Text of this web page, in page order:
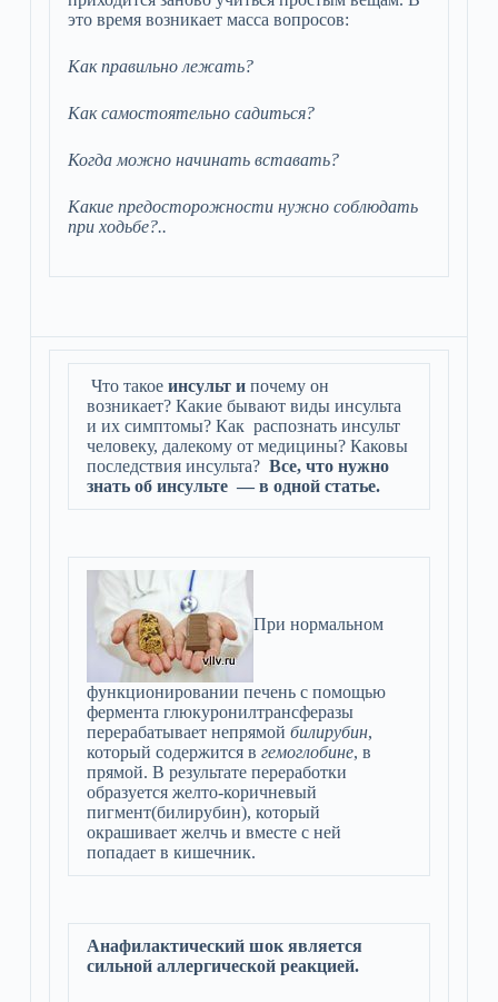
это время возникает масса вопросов:
Как правильно лежать?
Как самостоятельно садиться?
Когда можно начинать вставать?
Какие предосторожности нужно соблюдать
при ходьбе?..
Что такое инсульт ипочему он
возникает? Какие бывают виды инсульта
и их симптомы? Как распознать инсульт
человеку, далекому от медицины? Каковы
последствия инсульта? Все, что нужно
знать об инсульте — в одной статье.
При нормальном
функционировании печень с помощью
фермента глюкуронилтрансферазы
перерабатывает непрямой билирубин,
который содержится в гемоглобине, в
прямой. В результате переработки
образуется желто-коричневый
пигмент(билирубин), который
окрашивает желчь и вместе с ней
попадает в кишечник.
Анафилактический шок является
сильной аллергической реакцией.